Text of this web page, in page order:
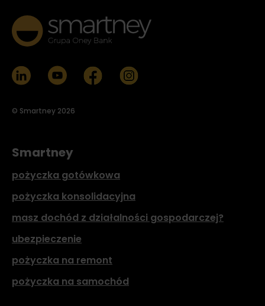
© Smartney 2026
Smartney
pożyczka gotówkowa
pożyczka konsolidacyjna
masz dochód z działalności gospodarczej?
ubezpieczenie
pożyczka na remont
pożyczka na samochód